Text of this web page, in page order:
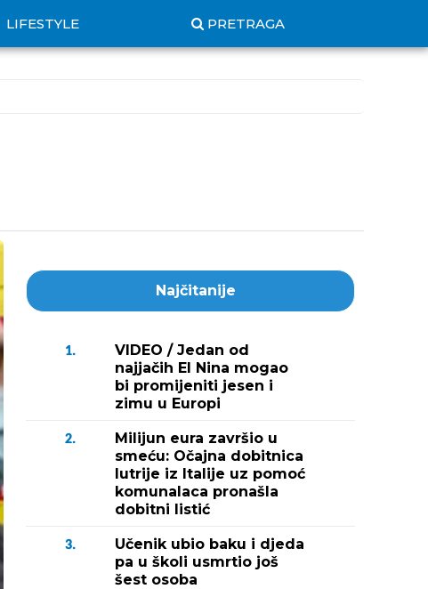
LIFESTYLE PRETRAGA
Najčitanije
1.
VIDEO / Jedan od
najjačih El Nina mogao
bi promijeniti jesen i
zimu u Europi
2.
Milijun eura završio u
smeću: Očajna dobitnica
lutrije iz Italije uz pomoć
komunalaca pronašla
dobitni listić
3.
Učenik ubio baku i djeda
pa u školi usmrtio još
šest osoba